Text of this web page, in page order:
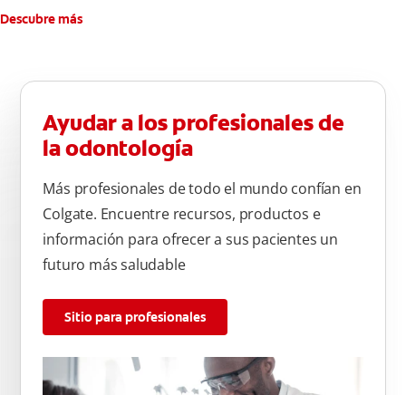
Descubre más
Ayudar a los profesionales de
la odontología
Más profesionales de todo el mundo confían en
Colgate. Encuentre recursos, productos e
información para ofrecer a sus pacientes un
futuro más saludable
Sitio para profesionales